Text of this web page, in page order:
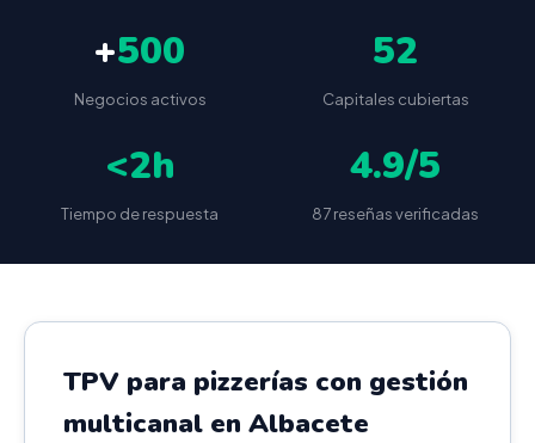
+500
Negocios activos
52
Capitales cubiertas
<2h
Tiempo de respuesta
4.9/5
87 reseñas verificadas
TPV para pizzerías con gestión
multicanal en Albacete